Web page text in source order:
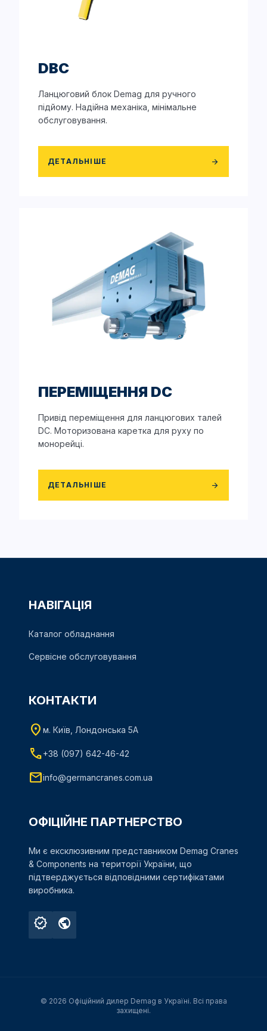
DBC
Ланцюговий блок Demag для ручного
підйому. Надійна механіка, мінімальне
обслуговування.
ДЕТАЛЬНІШЕ arrow_forward
ПЕРЕМІЩЕННЯ DC
Привід переміщення для ланцюгових талей
DC. Моторизована каретка для руху по
монорейці.
ДЕТАЛЬНІШЕ arrow_forward
НАВІГАЦІЯ
Каталог обладнання
Сервісне обслуговування
КОНТАКТИ
location_on м. Київ, Лондонська 5А
phone+38 (097) 642-46-42
mailinfo@germancranes.com.ua
ОФІЦІЙНЕ ПАРТНЕРСТВО
Ми є ексклюзивним представником Demag Cranes
& Components на території України, що
підтверджується відповідними сертифікатами
виробника.
verified public
© 2026 Офіційний дилер Demag в Україні. Всі права
захищені.